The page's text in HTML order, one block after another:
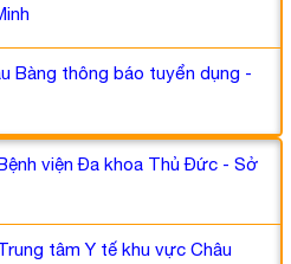
Bàng thông báo tuyển dụng -
viện Đa khoa Thủ Đức - Sở
tâm Y tế khu vực Châu